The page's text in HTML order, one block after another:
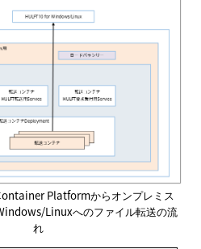
Platformからオンプレミス
Linuxへのファイル転送の流
れ